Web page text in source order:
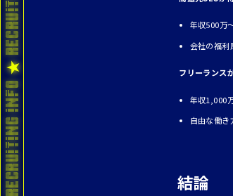
年収500万
会社の福利
フリーランス
年収1,000
自由な働き
結論